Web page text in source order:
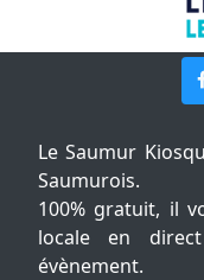
Le Saumur
Saumurois.
100% gratuit, il
locale en
évènement.